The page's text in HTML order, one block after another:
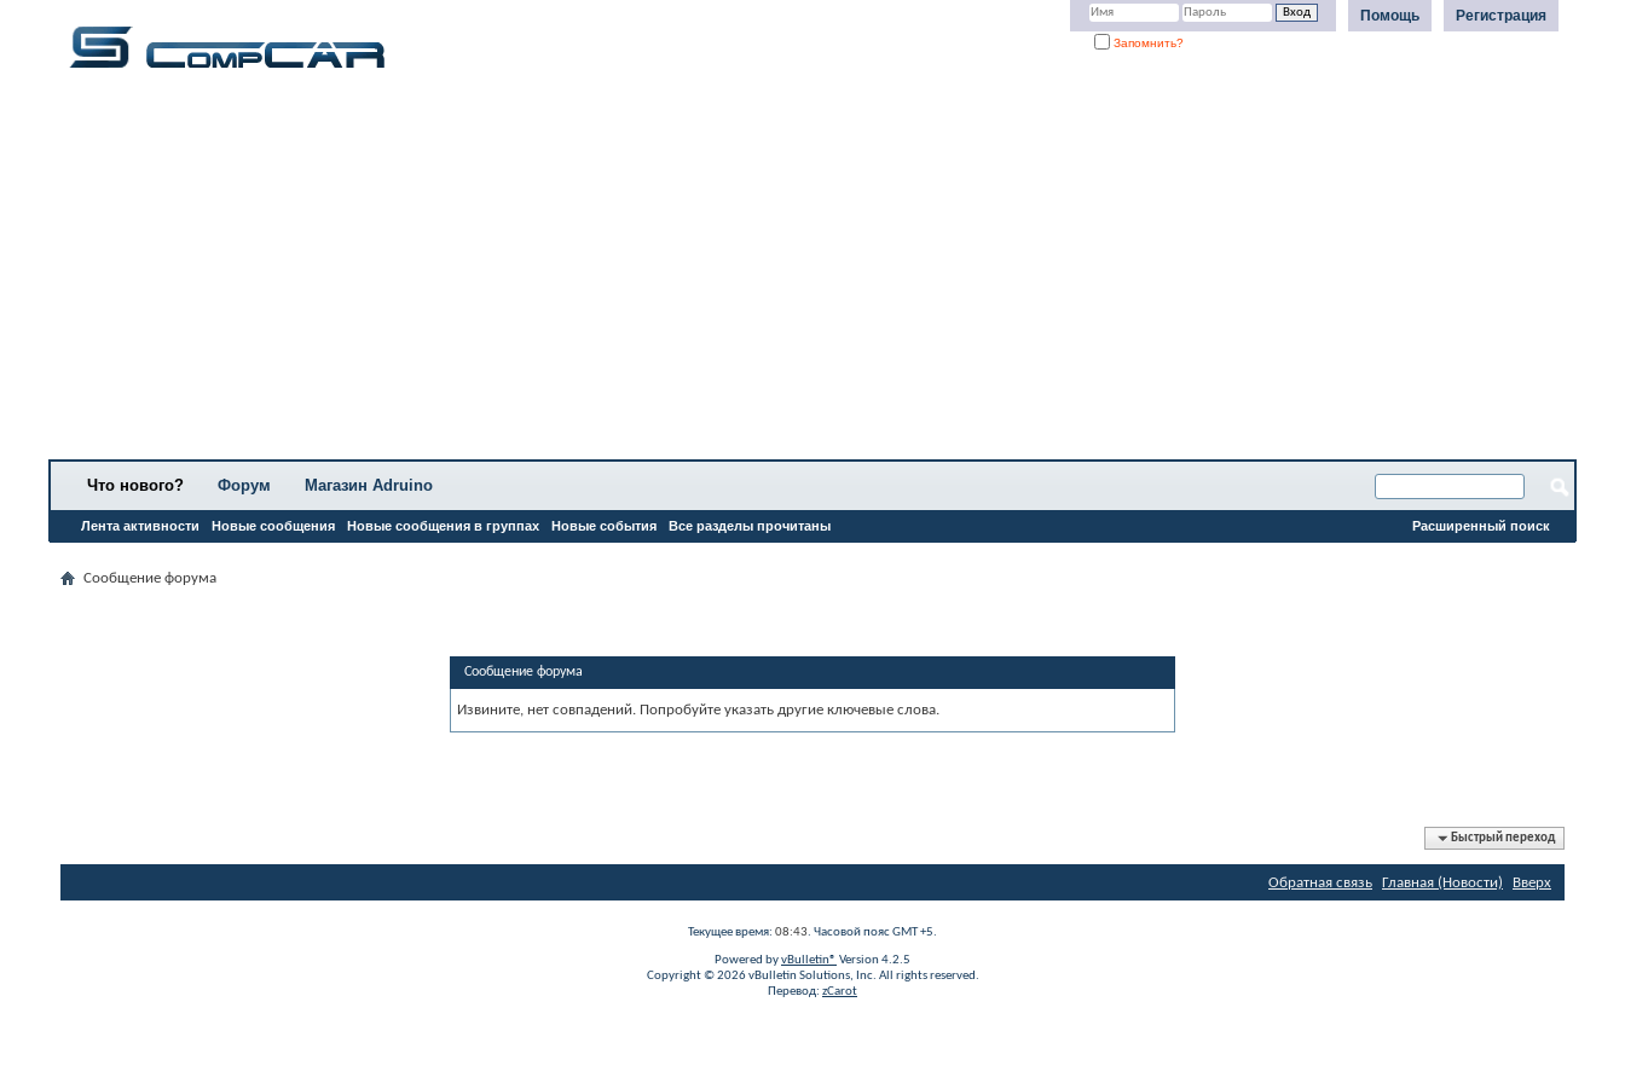
Регистрация
Помощь
Запомнить?
Что нового?
Лента активности Новые сообщения Новые сообщения в группах Новые события Все разделы прочитаны
Форум Магазин Adruino
Расширенный поиск
Сообщение форума
Сообщение форума
Извините, нет совпадений. Попробуйте указать другие ключевые слова.
Быстрый переход
Обратная связь Главная (Новости) Вверх
Текущее время: 08:43. Часовой пояс GMT +5.
Powered byvBulletin® Version 4.2.5
Copyright © 2026 vBulletin Solutions, Inc. All rights reserved.
Перевод: zCarot